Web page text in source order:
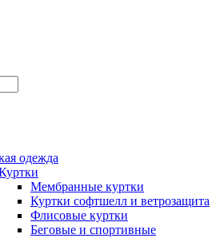
одежда
Мембранные куртки
Куртки софтшелл и ветрозащита
Флисовые куртки
Беговые и спортивные